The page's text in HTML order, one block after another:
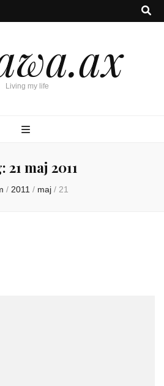
Living my life
21 maj 2011
/ 2011 / maj / 21